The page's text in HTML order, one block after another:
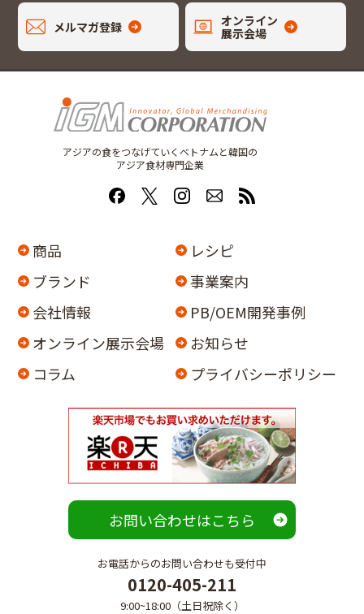
メルマガ登録
オンライン
展示会場
アジアの食をつなげていくベトナムと韓国の
アジア食材専門企業
商品
レシピ
ブランド
事業案内
会社情報
PB/OEM開発事例
オンライン展示会場
お知らせ
コラム
プライバシーポリシー
お問い合わせはこちら
お電話からのお問い合わせも受付中
0120-405-211
9:00~18:00（土日祝除く）